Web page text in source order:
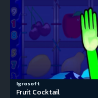
Igrosoft
Fruit Cocktail